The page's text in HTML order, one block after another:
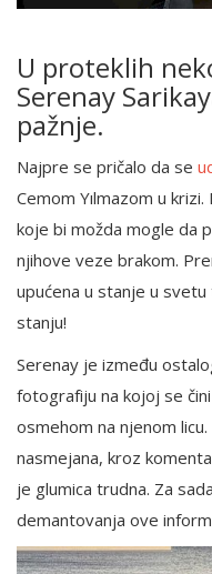
U proteklih
Serenay
pažnje.
Najpre se pričalo da se
Cemom Yılmazom u
koje bi možda mogle da
njihove veze brakom.
upućena u stanje u
stanju!
Serenay je između
fotografiju na kojoj se
osmehom na njenom
nasmejana, kroz
je glumica trudna. Za
demantovanja ove